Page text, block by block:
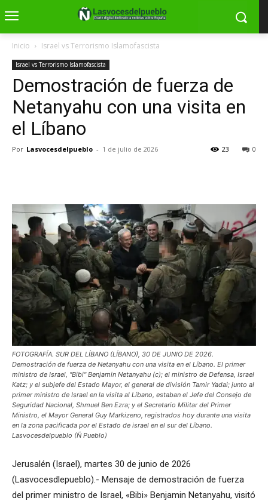
Inicio Israel vs Terrorismo Islamofascista
Israel vs Terrorismo Islamofascista
Demostración de fuerza de
Netanyahu con una visita en
el Líbano
Por Lasvocesdelpueblo - 1 de julio de 2026 0
23
FOTOGRAFÍA. SUR DEL LÍBANO (LÍBANO), 30 DE JUNIO DE 2026.
Demostración de fuerza de Netanyahu con una visita en el Líbano. El primer
ministro de Israel, "Bibi" Benjamin Netanyahu (c); el ministro de Defensa, Israel
Katz; y el subjefe del Estado Mayor, el general de división Tamir Yadai; junto al
primer ministro de Israel en la visita al Líbano, estaban el Jefe del Consejo de
Seguridad Nacional, Shmuel Ben Ezra; y el Secretario Militar del Primer
Ministro, el Mayor General Guy Markizeno, registrados hoy durante una visita
en la zona pacificada por el Estado de israel en el sur del Líbano.
Lasvocesdelpueblo (Ñ Pueblo)
Jerusalén (Israel), martes 30 de junio de 2026
(Lasvocesdlepueblo).- Mensaje de demostración de fuerza
del primer ministro de Israel, «Bibi» Benjamin Netanyahu, visitó